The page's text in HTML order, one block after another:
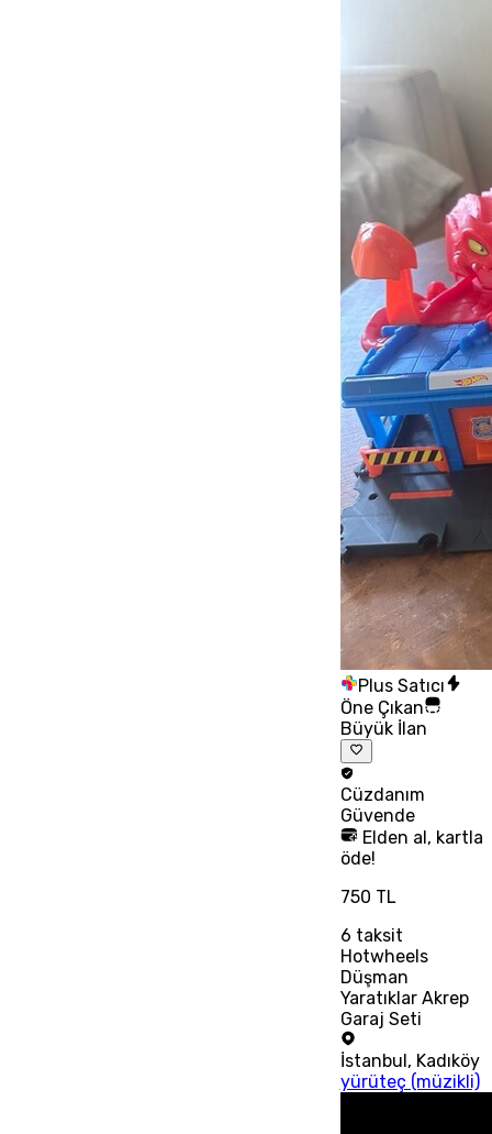
Plus Satıcı
Öne Çıkan
Büyük İlan
Cüzdanım
Güvende
Elden al, kartla
öde!
750 TL
6 taksit
Hotwheels
Düşman
Yaratıklar Akrep
Garaj Seti
İstanbul , Kadıköy
yürüteç (müzikli)